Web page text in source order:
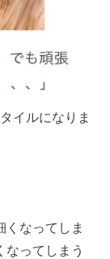
イルになりま
くなってしま
なってしまう